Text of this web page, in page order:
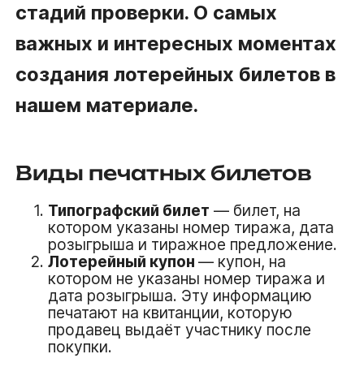
стадий проверки. О самых
важных и интересных моментах
создания лотерейных билетов в
нашем материале.
Виды печатных билетов
Типографский билет — билет, на
котором указаны номер тиража, дата
розыгрыша и тиражное предложение.
Лотерейный купон— купон, на
котором не указаны номер тиража и
дата розыгрыша. Эту информацию
печатают на квитанции, которую
продавец выдаёт участнику после
покупки.